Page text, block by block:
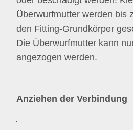
Überwurfmutter werden bis
den Fitting-Grundkörper
Die Überwurfmutter kann
angezogen werden.
Anziehen der Verbindung